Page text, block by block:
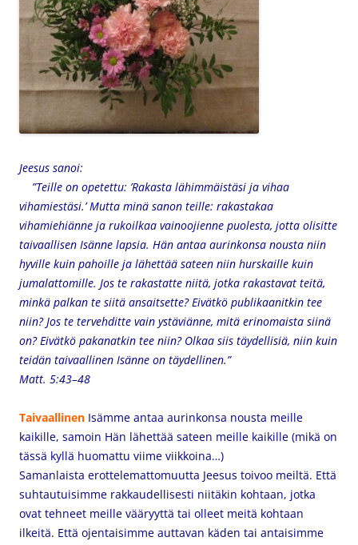
Jeesus sanoi:
”Teille on opetettu: ’Rakasta lähimmäistäsi ja vihaa
vihamiestäsi.’ Mutta minä sanon teille: rakastakaa
vihamiehiänne ja rukoilkaa vainoojienne puolesta, jotta olisitte
taivaallisen Isänne lapsia. Hän antaa aurinkonsa nousta niin
hyville kuin pahoille ja lähettää sateen niin hurskaille kuin
jumalattomille. Jos te rakastatte niitä, jotka rakastavat teitä,
minkä palkan te siitä ansaitsette? Eivätkö publikaanitkin tee
niin? Jos te tervehditte vain ystäviänne, mitä erinomaista siinä
on? Eivätkö pakanatkin tee niin? Olkaa siis täydellisiä, niin kuin
teidän taivaallinen Isänne on täydellinen.”
Matt. 5:43–48
Taivaallinen Isämme antaa aurinkonsa nousta meille
kaikille, samoin Hän lähettää sateen meille kaikille (mikä on
tässä kyllä huomattu viime viikkoina…)
Samanlaista erottelemattomuutta Jeesus toivoo meiltä. Että
suhtautuisimme rakkaudellisesti niitäkin kohtaan, jotka
ovat tehneet meille vääryyttä tai olleet meitä kohtaan
ilkeitä. Että ojentaisimme auttavan käden tai antaisimme